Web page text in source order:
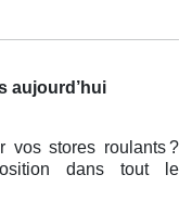
aujourd’hui
vos stores roulants?
dans tout le